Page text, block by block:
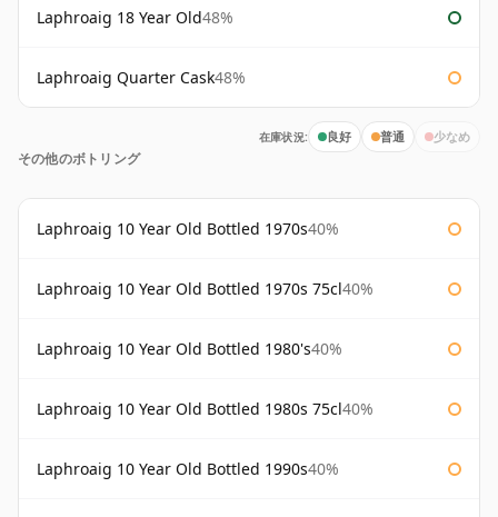
Laphroaig 18 Year Old48%
Laphroaig Quarter Cask48%
在庫状況: 良好 普通 少なめ
その他のボトリング
Laphroaig 10 Year Old Bottled 1970s40%
Laphroaig 10 Year Old Bottled 1970s 75cl40%
Laphroaig 10 Year Old Bottled 1980's40%
Laphroaig 10 Year Old Bottled 1980s 75cl40%
Laphroaig 10 Year Old Bottled 1990s40%